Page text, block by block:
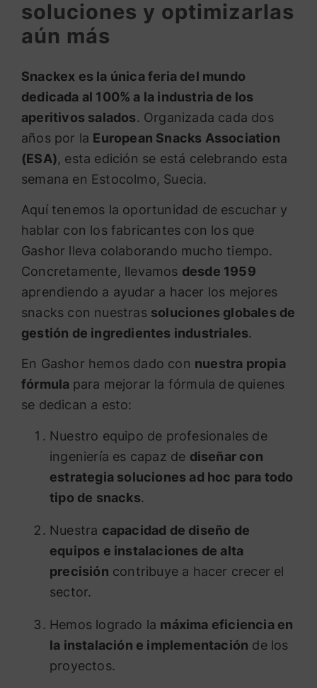
soluciones y optimizarlas
aún más
Snackex es la única feria del mundo
dedicada al 100% a la industria de los
aperitivos salados. Organizada cada dos
años por la European Snacks Association
(ESA), esta edición se está celebrando esta
semana en Estocolmo, Suecia.
Aquí tenemos la oportunidad de escuchar y
hablar con los fabricantes con los que
Gashor lleva colaborando mucho tiempo.
Concretamente, llevamos desde 1959
aprendiendo a ayudar a hacer los mejores
snacks con nuestras soluciones globales de
gestión de ingredientes industriales.
En Gashor hemos dado con nuestra propia
fórmula para mejorar la fórmula de quienes
se dedican a esto:
Nuestro equipo de profesionales de
ingeniería es capaz de diseñar con
estrategia soluciones ad hoc para todo
tipo de snacks.
Nuestra capacidad de diseño de
equipos e instalaciones de alta
precisión contribuye a hacer crecer el
sector.
Hemos logrado la máxima eficiencia en
la instalación e implementación de los
proyectos.